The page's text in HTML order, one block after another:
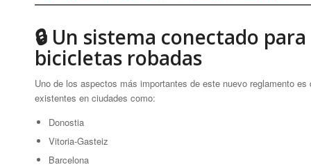
🔒 Un sistema conectado
bicicletas robadas
Uno de los aspectos más importantes de este nuevo reglamento
existentes en ciudades como:
Donostia
Vitoria-Gasteiz
Barcelona